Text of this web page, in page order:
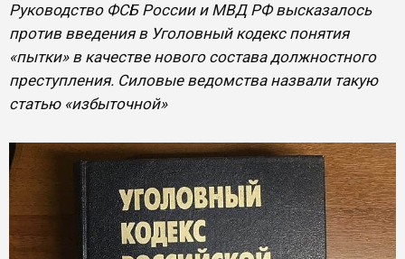
Руководство ФСБ России и МВД РФ высказалось
против введения в Уголовный кодекс понятия
«пытки» в качестве нового состава должностного
преступления. Силовые ведомства назвали такую
статью «избыточной»